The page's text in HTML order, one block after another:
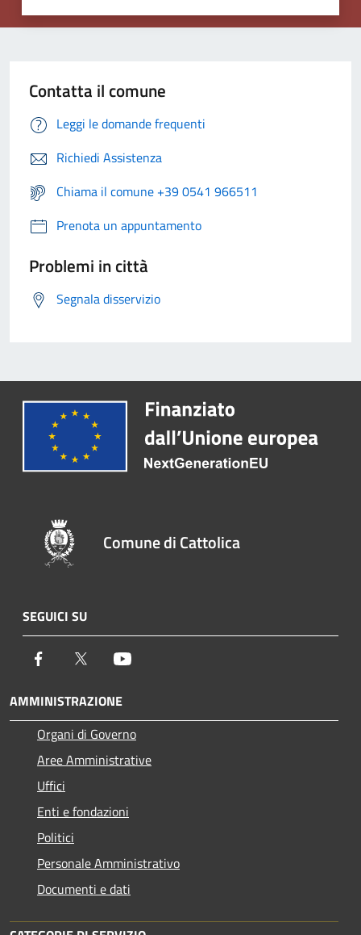
Contatta il comune
Leggi le domande frequenti
Richiedi Assistenza
Chiama il comune +39 0541 966511
Prenota un appuntamento
Problemi in città
Segnala disservizio
Comune di Cattolica
SEGUICI SU
Facebook Twitter
AMMINISTRAZIONE
Organi di Governo
Aree Amministrative
Uffici
Enti e fondazioni
Politici
Personale Amministrativo
Documenti e dati